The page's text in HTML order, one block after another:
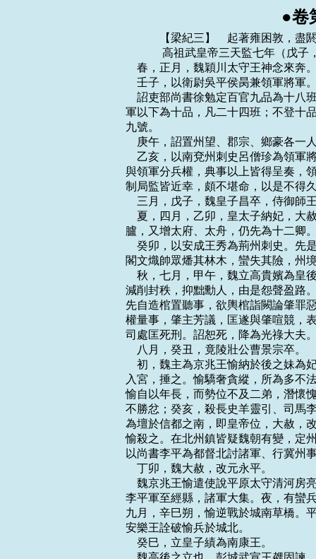
●卷
　　【梁紀三】　起著雍困敦，盡閼逢敦牂，凡七年。
    　　 高祖武皇帝三天監七年（戊子，公元五零八年）
    春，正月，魏穎川太守王神念來奔。
    壬子，以衛尉吳平侯昺兼領軍將軍。
    詔吏部尚書徐勉定百官九品為十八班，以班多者為貴。二月，乙丑，增置鎮、衛將
軍以下為十品，凡二十四班；不登十品，別有八班。又置施外國將軍二十四班，凡一百
九號。
    庚午，詔置州望、郡宗、鄉豪各一人，專掌搜薦。
    乙亥，以南兗州刺史呂僧珍為領軍將軍。領軍掌中外兵要，宋孝建以來，制局用事，
與領軍分兵權，典事以上皆得呈奏，領軍拱手而已。及吳平侯昺在職峻切，官曹肅然；
制局監皆近幸，頗不堪命，以是不得久留中，丙子，出為雍州刺史。
    三月，戊子，魏皇子昌卒，侍御師王顯失於療治，時人皆以為承高肇之意也。
    夏，四月，乙卯，皇太子納妃，大赦。五月，己亥，詔復置宗正、太僕、大匠、鴻
臚，又增太府、太舟，仍先為十二卿。
    癸卯，以安成王秀為荊州刺史。先是，巴陵馬營蠻緣江為寇，州郡不能討。秀遣防
閣文熾帥眾燔其林木，蠻失其險，州境無寇。
    秋，七月，甲午，魏立高貴嬪為皇後。尚書令高肇益貴重用事。肇多變更先朝舊制，
減削封秩，抑黜勳人，由是怨聲盈路。群臣宗室皆卑下之，唯度支尚書元匡與肇抗衡，
先自造棺置聽事，欲輿棺詣闕論肇罪惡，自殺以切諫；肇聞而惡之。會匡與太常劉芳議
權量事，肇主芳議，匡遂與肇喧競，表肇指鹿為馬。御史中尉王顯奏彈匡誣毀宰相，有
司處匡死刑。詔恕死，降為光祿大夫。
    八月，癸丑，竟陵壯公曹景宗卒。
    初，魏主為京兆王愉納於後之妹為妃，愉不愛，愛妾李氏，生子寶月。於後召李氏
入宮，捶之。愉驕奢貪縱，所為多不法。帝召愉入禁中推案，杖愉五十，出為冀州刺史。
愉自以年長，而勢位不及二弟，潛懷愧恨；又，身與妾屢被頓辱，高肇數譖愉兄弟，愉
不勝忿；癸亥，殺長史羊靈引、司馬李遵，詐稱得清河王懌密疏，云「高肇弒逆」。遂
為壇於信都之南，即皇帝位，大赦，改元建平，立李氏為皇後。法曹參軍崔伯驥不從，
愉殺之。在北州鎮皆疑魏朝有變，定州刺史安樂王詮具以狀告之，州鎮乃安。乙丑，魏
以尚書李平為都督北討諸軍、行冀州事，以討愉。平，崇之從父弟也。
    丁卯，魏大赦，改元永平。
    魏京兆王愉遣使說平原太守清河房亮，亮斬其使；愉遣其將張靈和擊之，為亮所敗。
李平軍至經縣，諸軍大集。夜，有蠻兵數千斫平營，矢及平賬。平堅臥不動，俄而自定。
九月，辛巳朔，愉逆戰於城南草橋。平奮擊，大破之。愉脫身走入城，平進圍之。壬辰，
安樂王詮破愉兵於城北。
    癸巳，立皇子績為南康王。
    魏高後之立也，彭城武宣王勰固諫，魏主不聽。高肇由是怨之，數譖勰於魏主，魏
主不之信。勰薦其舅潘僧固為長樂太守，京兆王愉之反，脅僧固與之同，肇固誣勰北與
愉通，南招蠻賊。彭城郎中令魏偃、前防閣高祖珍希肇提擢，構成其事。肇令侍中元暉
以聞，暉不從，又令左衛元珍言之。帝以問暉，暉明勰不然；又以問肇，肇引魏偃、高
祖珍為證，帝乃信之。戊戌，召勰及高陽王雍、廣陽王嘉、清河王懌、廣平王懷、高肇
俱入宴。勰妃李氏方產，固辭不赴。中使相繼召之，不得已，與妃訣而登車，入東掖門，
度小橋，牛不肯進，擊之良久，更有使者責勰來遲，乃去牛，人挽而進。宴於禁中，至
夜，皆醉，各就別所消息。俄而元珍引武士□毒酒而至，勰曰：「吾無罪，願一見至尊，
死無恨！」元珍曰：「至尊何可復見！」勰曰：「至尊聖明，不應無事殺我，乞與告者
一對曲直！」武士以刀鐶築之，勰大言曰：「冤哉，皇天！忠而見殺！」武士又築之，
勰乃飲毒酒，武士就殺之，向晨，以褥裹屍載歸其第，雲王因醉而薨。李妃號哭大言曰：
「高肇枉理殺人，天道有靈，汝安得良死！」魏主舉哀於東堂，贈官、葬禮皆優厚加等。
在朝貴賤，莫不喪氣。行路士女皆流涕曰：「高令公枉殺賢王！」由是中外惡之益甚。
    京兆王愉不能守信都，癸卯，燒門，攜李氏及其四子從百餘騎突走。李平入信都，
斬愉所置冀州牧韋超等，遣統軍叔孫頭追執愉，置信都，以聞。群臣請誅愉，魏主弗許，
命鎖送洛陽，申以家人之訓。行至野王，高肇密使人殺之。諸子至洛，魏主皆赦之。
    魏主將屠李氏，中書令崔光諫曰：「李氏方妊，刑至刳胎，乃桀、紂所為，酷而非
法。請俟產畢然後行刑。」從之。
    李平捕愉餘黨千餘人，將盡殺之，錄事參軍高顥曰：「此皆脅從，前既許之原免矣，
宜為表陳。」平從之，皆得免死。顥，祐之孫也。
    濟州刺史高植帥州軍擊愉有功，當封，植不受，曰：「家荷重恩，為國致效，乃其
常節，何敢求賞！」植，肇之子也。
    加李平散騎常侍。高肇及中尉王顯素惡平，顯彈平在冀州隱截官口，肇奏除平名。
    初，顯祖之世，柔然萬餘戶降魏，置之高平、薄骨律二鎮，及太和之末，叛走略盡，
唯千餘戶在。太中大夫王通請徙置淮北，以絕其叛，詔太僕卿楊椿持節往徙之。椿上言：
「先朝處之邊徼，所以招附殊俗，且別異華、戎也。今新附之戶甚眾，若舊者見徙，新
者必不自安，是驅之使叛也。且此屬衣毛食肉，樂冬便寒；南士濕熱，往必殲盡。進失
歸附之心，退無籓衛之益，置之中夏，或生後患，非良策也。」不從。遂徙於濟州，緣
河處之。及京兆王愉之亂，皆浮河赴愉，所在抄掠，如椿之言。
    庚子，魏郢州司馬彭珍等叛魏，潛引梁兵趨義陽，三關戍主侯登等以城來降。郢州
刺史婁悅嬰城自守，魏以中山王英都督南征諸軍事，將步騎三萬出汝南以救之。
    冬，十月，魏懸瓠軍主白早生殺豫州刺史司馬悅，自號平北將軍，求援於司州刺史
馬仙錍。時荊州刺史安成王秀為都督。仙錍簽求應赴。參佐鹹謂宜待台報，秀曰：「彼
待我以自存，援之宜速，待敕雖舊，非應急也。」即遣兵赴之。上亦詔仙錍救早生。仙
錍進頓楚王城，遣副將齊苟兒以兵二千助守懸瓠。詔以早生為司州刺史。
    丙寅，以吳興太守張稷為尚書左僕射。魏以尚書邢巒行豫州事，將兵擊白早生。魏
主問之曰：「卿言早生走也？守也？何時可平？」對曰：「早生非有深謀大智，正以司
馬悅暴虐，乘眾怒而作亂，民迫於兇威，不得已而從之。縱使梁兵入城，水路不通，糧
運不繼，亦成禽耳。早生得梁之援，溺於利慾，必守而不走。若臨以王師，士民必翻然
歸順。不出今年，當傳首京師。」魏主悅，命巒先發，使中山王英繼之。
    巒帥騎八百，倍道兼行，五日至鮑口。丙子，早生遣其大將胡孝智將兵七千，離城
二百裡逆戰。巒奮擊，大破之，乘勝長驅至懸瓠。早生出城逆戰，又破之，因渡汝水，
圍其城。詔加巒都督南討諸軍事。
    丁丑，魏鎮東參軍成景雋殺宿豫戍主嚴仲賢，以城來降。時魏郢、豫二州，自懸瓠
以南至於安陸諸城皆沒，唯義陽一城為魏堅守。蠻帥田益宗帥群蠻以附魏，魏以為東豫
州刺史；上以車騎大將軍、開府儀同三司、五千戶郡公招之，益宗不從。
    十一月，庚寅，魏遣安東將軍楊椿將兵四萬攻宿豫。
    魏主聞邢巒屢捷，命中山王英趣義陽，英以眾少，累表請兵，弗許。英至懸瓠，輒
與巒共攻之。十二月，己未，齊苟兒等開門出降，斬白早生及其黨數十人。英乃引兵前
趨義陽。寧朔將軍張道凝先屯楚王城，癸亥，棄城走；項追擊，斬之。
    魏義陽太守狄道辛祥與婁悅共守義陽，將軍胡武城、陶平虜攻之，祥夜出襲其營，
擒平虜，斬武城，由是州境獲全。論功當賞，婁悅恥功出其下，間之於執政，賞遂不行。
    壬申，魏東荊州表「桓暉之弟興前後招撫太陽蠻，歸附者萬餘戶，請置郡十六，縣
五十。」詔前鎮東府長史酈道元案行置之。道元，范之子也。
    是歲，柔然佗汗可汗復遣紇奚勿六跋獻貂裘於魏，魏主弗受，報之如前。
    初，高車侯倍窮奇為厭噠所殺，執其子彌俄突而出。其眾分散，或奔魏，或奔柔然。
魏主遣羽林監河南孟威撫納降戶，置於高平鎮。高車王阿伏王羅殘暴，國人殺之，立其
宗人跋利延。厭噠奉彌俄突以伐高車，國人殺跋利延，迎彌俄突而立之。彌俄突與佗汗
可汗戰於蒲類海，不勝，西走三百餘里。佗汗軍於伊吾北山。會高昌王□嘉求內徙於魏，
時孟威為龍驤將軍，魏主遣威發涼州兵三千人迎之，至伊吾，佗汗見威軍，怖而遁去。
彌俄突聞其離駭，追擊，大破之，殺佗汗於蒲類海北，割其發送於威，且遣使入貢於魏。
魏主使東城子於亮報之，賜遺甚厚。高昌王嘉失期不至，威引兵還。
    佗汗可汗子丑奴立，號豆羅伏跋豆伐可汗，改元建昌。
    宋、齊舊儀，祀天皆服袞冕，兼著作郎高陽許懋請造大裘，從之。上將有事太廟，
詔以「齋日不樂。自今輿駕始出，鼓吹從而不作；還宮，如常儀。」
    　　 高祖武皇帝三天監八年（己丑，公元五零九年）
    春，正月，辛巳，上祀南郊，大赦。時有請封會稽、禪國山者，上命諸儒草封禪儀，
欲行之。許懋建議，以為：「舜柴岱宗，是為巡狩。而鄭引《孝經鉤命決》雲：『封於
太山，考績柴燎；禪乎梁甫，刻石紀號。』此緯書之曲說，非正經之通義也。舜五載一
巡狩，春夏秋冬周遍四岳，若為封禪，何其數也！又如管夷吾所說七十二君，燧人之前，
世質民淳，安得泥金檢玉！結繩而治，安得鐫文告成！夷吾又雲：『惟受命之君然後得
封禪。』周成王非受命之君，雲何得封太山、禪社首！神農即炎帝也，而夷吾分為二人，
妄亦甚矣！若聖主，不須封禪；若凡主，不應封禪。蓋齊桓公欲行此事，夷吾知其不可，
故舉怪物以屈之。秦始皇嘗封太山，孫皓嘗遣兼司空董朝至陽羨封禪國山，皆非盛德之
事，不足為法。然則封禪之禮，皆道聽所說，失其本文，由主好名於上，而臣阿旨於下
也。古者祀天祭地，禮有常數，誠敬之道，盡此而備。至於封禪，非所敢聞。」上嘉納
之，因推演懋議，稱制旨以答請者，由是遂止。
    魏中山王英至義陽，將取三關，先策之曰：「三關相須如左右手，若克一關，兩關
不待攻而破；攻難不如攻易，宜先攻東關。」又恐其並力於東，乃使長史李華帥五統向
西關，以分其兵勢，自督諸軍向東關。
    先是，馬仙錍使雲騎將軍馬廣屯長薄，軍主胡文超屯松峴。丙申，英至長薄。戊戌，
長薄潰，馬廣遁入武陽，英進圍之。上遣冠軍將軍彭甕生、驃騎將軍徐元季將兵援武陽。
英故縱之使入城，曰：「吾觀此城形勢易取。」甕生等既入，英促兵攻之，六日而拔，
虜三將及士卒七千餘人。進攻廣峴，太子左衛率李元履棄城走；又攻西關，馬仙錍亦棄
城走。
    上使南郡太守韋睿將兵救仙錍，睿至安陸，增築城二丈餘，更開大塹，起高樓。眾
頗譏其怯，睿曰：「不然，為將當有怯時，不可專勇。」中山王英急追馬仙，將復邵陽
之恥，聞睿至，乃退。上亦有詔罷兵。
    初，魏主遣中書捨人鯛陽董紹慰勞叛城，白早生襲而囚之，送於建康。魏主既克懸
瓠，命於齊苟兒等四將之中分遣二人，敕揚州為移，以易紹及司馬悅首。移書未至，領
軍將軍呂僧珍與紹言，愛其文義，言於上，上遣主書霍靈超謂紹曰：「今聽卿還，令卿
通兩家之好，彼此息民，豈不善也！」因召見，賜衣物，令捨人周捨慰勞之，且曰：
「戰爭多年，民物塗炭，吾是以不恥先言與魏朝通好，比亦有書全無報者，卿宜備申此
意。今遣傳詔霍靈秀送卿至國，遲有嘉問。」又謂紹曰：「卿知所以得不死不？今者獲
卿，乃天意也。夫立君以為民也，凡在民上，豈可不思此乎！若欲通好，今以宿豫還彼，
彼當以漢中見歸。」紹還魏，言之魏主，不從。
    三月，魏荊州刺史元志將兵七萬寇潺溝，驅迫群蠻，群蠻悉渡漢水來降，雍州刺史
吳平侯昺納之。綱紀皆以蠻累為邊患，不如因此除之，昺曰：「窮來歸我，誅之不祥。
且魏人來侵，吾得蠻以為屏蔽，不亦善乎！」乃開樊城受其降，命司馬硃思遠等擊志於
潺溝，大破之，斬首萬餘級。志，齊之孫也。
    夏，四月，戊申，以臨川王宏為司空，加車騎將軍王茂開府儀同三司。
    丁卯，魏楚王城主李國興以城降。
    秋，七月，癸巳，巴陵王蕭寶義卒。
    九月，辛巳，魏封故北海王詳子顥為北海王。
    魏公孫崇造樂尺，以十二黍為寸；劉芳非之，更以十黍為寸。尚書令高肇等奏：
「崇所造八音之器及度量，皆與經傳不同，詰其所以然，雲『必依經文，聲則不協。』
請更令芳依《周禮》造樂器，俟成，集議並呈，從其善者。」詔從之。
    冬，十月，癸丑，魏以司空廣陽王嘉為司徒。
    十一月，己丑，魏主於式乾殿為諸僧及朝臣講《維摩詰經》。時魏主專尚釋氏，不
事經籍，中書侍郎河東裴延雋上疏，以為：「漢光武、魏武帝，雖在戎馬之間，未嘗廢
書；先帝遷都行師，手不釋卷。良以學問多益，不可暫輟故也。陛下升法座，親講大覺，
凡在瞻聽，塵蔽俱開。然《五經》治世之模楷，應務之所先，伏願經書互覽，孔、釋兼
存，則內外俱周，真俗斯暢矣。」
    時佛教盛於洛陽，中國沙門之外，自西域來者三千餘人，魏主別為之立永明寺千餘
間以處之。處士南陽馮亮有巧思，魏主使與河南尹甄琛、沙門統僧暹擇嵩山形勝之地，
立閒居寺，極巖壑土木之美。由是遠近承風，無不事佛，比及延昌，州郡共有一萬三千
餘寺。
    是歲，魏宗正卿元樹來奔，賜爵鄴王。樹，翼之弟也。時翼為青、冀二州刺史，鎮
郁游，久之，翼謀舉州降魏，事洩而死。
    　　 高祖武皇帝三天監九年（庚寅，公元五一零年）
    春，正月，乙亥，以尚書令沈約為左光祿大夫，右光祿大夫王瑩為尚書令。約文學
高一時，而貪冒榮利，用事十餘年，政之得失，唯唯而已。自以久居端揆，有志台司，
論者亦以為宜，而上終不用；乃求外出，又不許。徐勉為之請三司之儀，上不許。
    庚寅，新作緣淮塘，北岸起石頭迄東冶，南岸起後渚籬門迄三橋。三月，丙戌，魏
皇子詡生，大赦。詡母胡充華，臨涇人，父國珍，襲武始伯。充華初選入掖庭，同列以
故事祝之曰：「願生諸王、公主，勿生太子。」充華曰：「妾之誌異於諸人，奈何畏一
身之死而使國家無嗣乎！」及有娠，同列勸去之，充華不可，私自誓曰：「若幸而生男，
次第當長，男生身死，所不憾也！」既而生詡。先是，魏主頻喪皇子，年漸長，深加慎
護，擇良家宜子者以為乳保，養於別宮，皇後、充華皆不得近。
    己丑，上幸國子學，親臨講肄。乙未，詔太子以下及王侯之子年可從師者皆入學。
    舊制：尚書五都令史皆用寒流。夏，四月，丁巳，詔曰：「尚書五都，職參政要，
非但總領眾局，亦乃方軌二丞；可革用士流，秉此群目。」於是以都令史視奉朝請，用
太學博士劉納兼殿中都，司空法曹參軍劉顯兼吏部都，太學博士孔虔孫兼金部都，司空
法曹參軍蕭軌兼左右戶都，宣毅墨曹參軍王顒兼中兵都；並以才地兼美，首膺其選。
    六月，宣城郡吏吳承伯挾妖術聚眾。癸丑，攻郡，殺太守硃僧勇，轉屠旁縣。閏月，
己丑，承伯逾山，奄至吳興。東土人素不習兵，吏民恇擾奔散，或勸太守蔡撙避之，撙
不可，募勇敢閉門拒守。承伯盡銳攻之，撙帥眾出戰，大破之，臨陳斬承伯。撙，興宗
之子也。承伯餘黨入新安，攻陷黟、歙諸縣，太守謝覽遣兵拒之，不勝，逃奔會稽，台
軍討賊，平之。覽，淪之子也。
    冬，十月，魏中山獻武王英卒。
    上即位之三年，詔定新歷。員外散騎侍郎祖□恆奏其父沖之考古法為正，歷不可改。
至八年，詔太史課新舊二歷，新歷密，舊歷疏，是歲，始行沖之《大明歷》。
    魏劉芳等奏：「所造樂器及教文、武二舞、登歌、鼓吹曲等已成，乞如前敕集公卿
群儒義定，與舊樂參呈，若臣等所造，形制合古，出拊會節，請於來年元會用之。」詔：
「舞可用新，餘且仍舊。」
    　　 高祖武皇帝三天監十年（辛卯，公元五一一年）
    春，正月，辛丑，上祀南郊，大赦。
    尚書左僕射張稷，自謂功大賞薄，嘗侍宴樂壽殿，酒酣，怨望形於辭色。上曰：
「卿兄殺郡守，弟殺其君，有何名稱！」稷曰：「臣乃無名稱，至於陛下，不得言無勳。
東昏暴虐，義師亦來伐之，豈在而已！」上捋其須曰：「張公可畏人！」稷既懼且恨，
乃求出外；癸卯，以稷為青、冀二州刺史。
    王珍國亦怨望，罷梁、秦二州刺史還，酒後於坐啟雲：「臣近入梁山便哭。」上大
驚曰：「卿若哭東昏，則已晚；若哭我，我復未死！」珍國起拜謝，竟不答，坐即散，
因此疏退。久之，除都官尚書。丁巳，魏汾州山胡劉龍駒聚眾反，侵擾夏